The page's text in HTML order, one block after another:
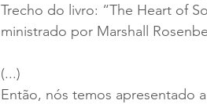
Trecho do livro: “The Heart of
ministrado por Marshall
(...)
Então, nós temos apresentado